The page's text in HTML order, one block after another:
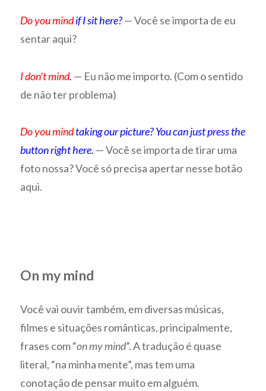
Do you mindif I sit here?— Você se importa de eu
sentar aqui?
I don’t mind. — Eu não me importo. (Com o sentido
de não ter problema)
Do you mindtaking our picture? You can just press the
button right here. — Você se importa de tirar uma
foto nossa? Você só precisa apertar nesse botão
aqui.
On my mind
Você vai ouvir também, em diversas músicas,
filmes e situações românticas, principalmente,
frases com “on my mind”. A tradução é quase
literal, “na minha mente”, mas tem uma
conotação de pensar muito em alguém.